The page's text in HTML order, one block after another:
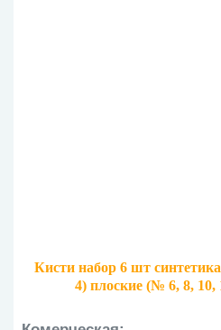
Кисти набор 6 шт
4) плоские (№ 6, 8, 10,